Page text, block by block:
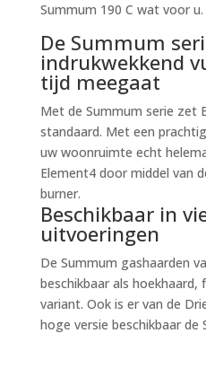
Summum 190 C wat voor u.
De Summum
indrukwekkend
tijd meegaat
Met de Summum serie zet
standaard. Met een
uw woonruimte echt
Element4 door middel van
burner.
Beschikbaar in
uitvoeringen
De Summum gashaarden
beschikbaar als
variant. Ook is er van de
hoge versie beschikbaar de